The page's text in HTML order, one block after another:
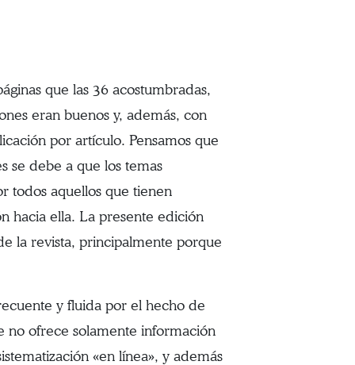
que las 36 acostumbradas,
eran buenos y, además, con
por artículo. Pensamos que
se debe a que los temas
todos aquellos que tienen
hacia ella. La presente edición
la revista, principalmente porque
y fluida por el hecho de
no ofrece solamente información
«en línea», y además